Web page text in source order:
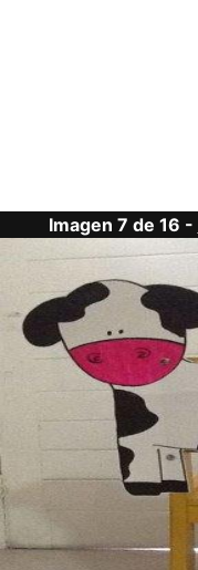
Imagen 7 de 16 -